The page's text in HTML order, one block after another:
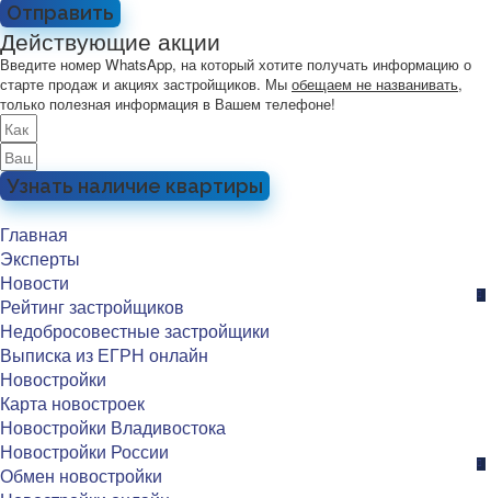
Отправить
Действующие акции
Введите номер WhatsApp, на который хотите получать информацию о
старте продаж и акциях застройщиков. Мы обещаем не названивать,
только полезная информация в Вашем телефоне!
Узнать наличие квартиры
Главная
Эксперты
Новости
Рейтинг застройщиков
Недобросовестные застройщики
Выписка из ЕГРН онлайн
Новостройки
Карта новостроек
Новостройки Владивостока
Новостройки России
Обмен новостройки